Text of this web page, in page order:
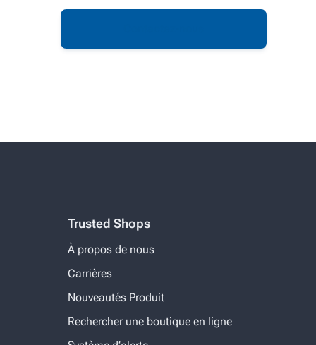
Trusted Shops
À propos de nous
Carrières
Nouveautés Produit
Rechercher une boutique en ligne